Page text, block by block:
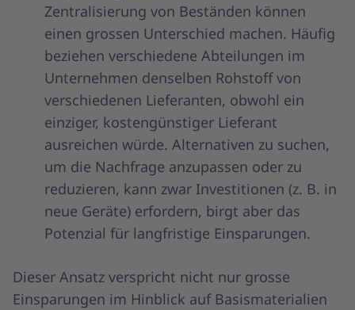
Zentralisierung von Beständen können
einen grossen Unterschied machen. Häufig
beziehen verschiedene Abteilungen im
Unternehmen denselben Rohstoff von
verschiedenen Lieferanten, obwohl ein
einziger, kostengünstiger Lieferant
ausreichen würde. Alternativen zu suchen,
um die Nachfrage anzupassen oder zu
reduzieren, kann zwar Investitionen (z. B. in
neue Geräte) erfordern, birgt aber das
Potenzial für langfristige Einsparungen.
Dieser Ansatz verspricht nicht nur grosse
Einsparungen im Hinblick auf Basismaterialien